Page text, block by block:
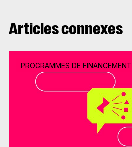
Articles connexes
PROGRAMMES DE FINANCEMENT